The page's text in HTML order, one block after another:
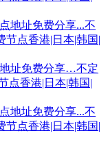
地址免费分享…不定
点香港|日本|韩国|